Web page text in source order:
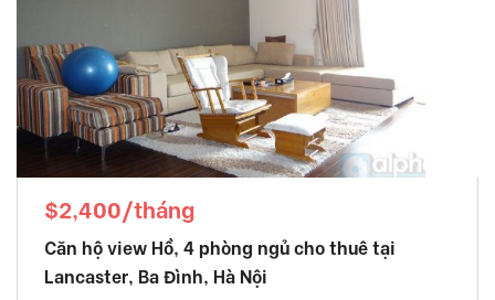
$2,400/tháng
Căn hộ view Hồ, 4 phòng ngủ cho thuê tại
Lancaster, Ba Đình, Hà Nội